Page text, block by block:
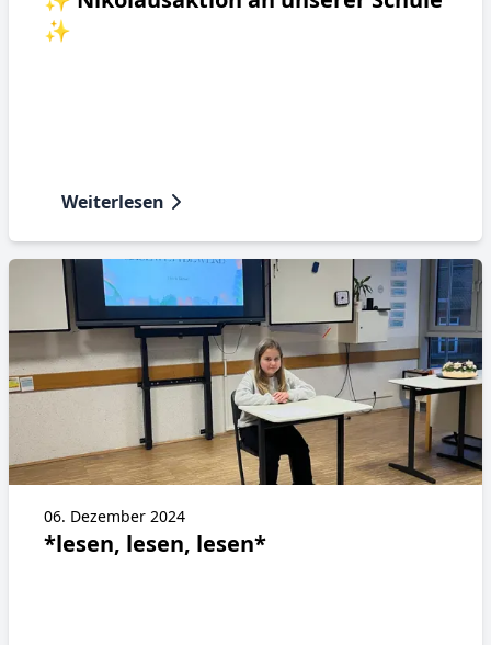
✨
Weiterlesen
06. Dezember 2024
*lesen, lesen, lesen*